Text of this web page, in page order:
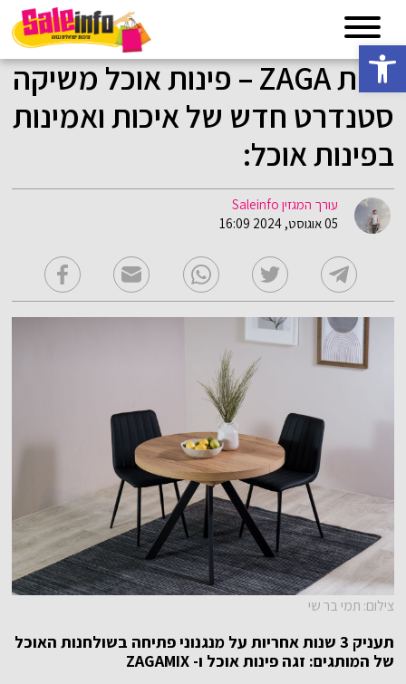
פתח סרגל נגישות
רשת ZAGA – פינות אוכל משיקה
סטנדרט חדש של איכות ואמינות
בפינות אוכל:
עורך המגזין Saleinfo
05 אוגוסט, 2024 16:09
צילום: תמי בר שי
תעניק 3 שנות אחריות על מנגנוני פתיחה בשולחנות האוכל
של המותגים: זגה פינות אוכל ו- ZAGAMIX